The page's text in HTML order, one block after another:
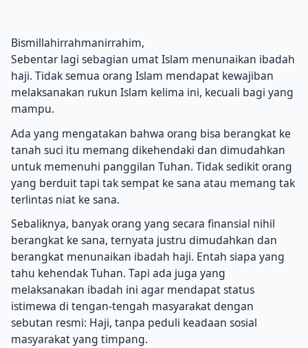
Bismillahirrahmanirrahim,
Sebentar lagi sebagian umat Islam menunaikan ibadah
haji. Tidak semua orang Islam mendapat kewajiban
melaksanakan rukun Islam kelima ini, kecuali bagi yang
mampu.
Ada yang mengatakan bahwa orang bisa berangkat ke
tanah suci itu memang dikehendaki dan dimudahkan
untuk memenuhi panggilan Tuhan. Tidak sedikit orang
yang berduit tapi tak sempat ke sana atau memang tak
terlintas niat ke sana.
Sebaliknya, banyak orang yang secara finansial nihil
berangkat ke sana, ternyata justru dimudahkan dan
berangkat menunaikan ibadah haji. Entah siapa yang
tahu kehendak Tuhan. Tapi ada juga yang
melaksanakan ibadah ini agar mendapat status
istimewa di tengan-tengah masyarakat dengan
sebutan resmi: Haji, tanpa peduli keadaan sosial
masyarakat yang timpang.